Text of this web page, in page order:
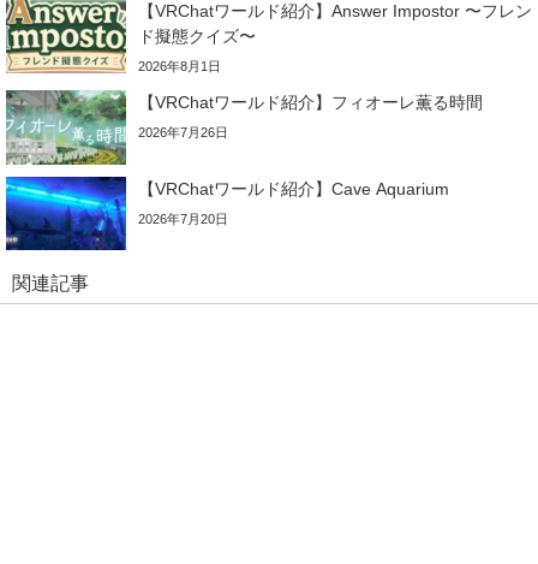
【VRChatワールド紹介】Answer Impostor 〜フレン
ド擬態クイズ〜
2026年8月1日
【VRChatワールド紹介】フィオーレ薫る時間
2026年7月26日
【VRChatワールド紹介】Cave Aquarium
2026年7月20日
関連記事